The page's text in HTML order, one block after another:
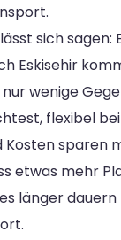
sich sagen:
Eskisehir
wenige
flexibel
Kosten sparen
etwas mehr
länger dauern